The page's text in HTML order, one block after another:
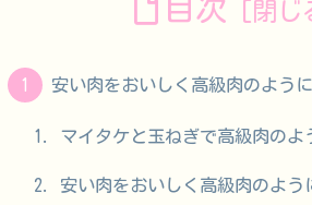
目次
安い肉をおいしく高級肉のよう
マイタケと玉ねぎで高級肉のよ
安い肉をおいしく高級肉のよう